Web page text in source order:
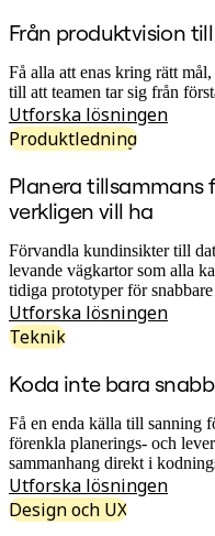
Efter bransch
Digital
Finansiella
Teknik
IT
Efter strategiska
Digital
Moln- och
Resurser
Lärande
Från produktvision
Få alla att enas kring rätt
till att teamen tar sig från
Utforska lösningen
Produktledning
Planera tillsammans
verkligen vill ha
Förvandla kundinsikter till
levande vägkartor som alla
tidiga prototyper för
Utforska lösningen
Teknik
Koda inte bara
Få en enda källa till sanning
förenkla planerings- och
sammanhang direkt i
Utforska lösningen
Design och UX